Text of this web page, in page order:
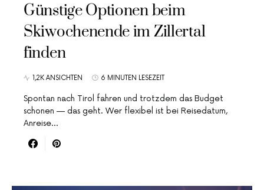
Günstige Optionen beim
Skiwochenende im Zillertal
finden
1,2K ANSICHTEN 6 MINUTEN LESEZEIT
Spontan nach Tirol fahren und trotzdem das Budget
schonen — das geht. Wer flexibel ist bei Reisedatum,
Anreise…